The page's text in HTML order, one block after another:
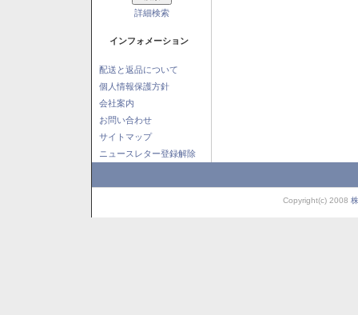
詳細検索
インフォメーション
配送と返品について
個人情報保護方針
会社案内
お問い合わせ
サイトマップ
ニュースレター登録解除
Copyright(c) 2008